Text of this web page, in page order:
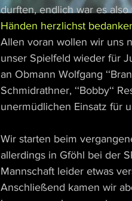
durften, endlich war es
Händen herzlichst
Allen voran wollen wir uns
unser Spielfeld wieder für
an Obmann Wolfgang
Schmidrathner, ‘‘Bobby‘‘
unermüdlichen Einsatz für
Wir starten beim
allerdings in Gföhl bei der
Mannschaft leider etwas
Anschließend kamen wir